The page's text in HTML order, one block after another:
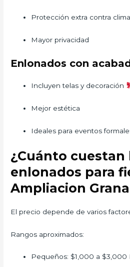
Protección extra contra clima
Mayor privacidad
Enlonados con
Incluyen telas y decoración
Mejor estética
Ideales para eventos
¿Cuánto cuestan
enlonados para
Ampliacion
El precio depende de varios
Rangos aproximados:
Pequeños: $1,000 a $3,000